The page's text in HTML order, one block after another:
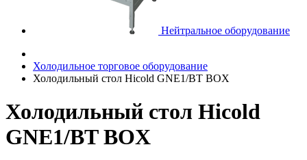
Нейтральное оборудование
Холодильное торговое оборудование
Холодильный стол Hicold GNE1/BT BOX
Холодильный стол Hicold
GNE1/BT BOX